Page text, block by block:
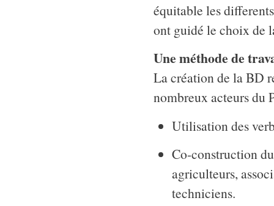
équitable les
ont guidé le choix de
Une méthode de
La création de la BD
nombreux acteurs du
Utilisation des
Co-construction
agriculteurs,
techniciens.